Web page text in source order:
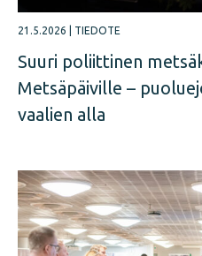
21.5.2026 TIEDOTE
Suuri poliittinen
Metsäpäiville –
vaalien alla